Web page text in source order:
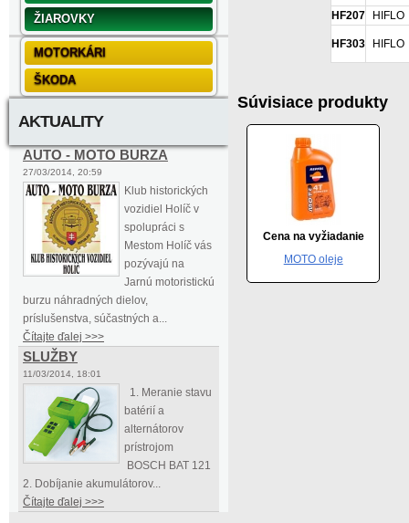
ŽIAROVKY
MOTORKÁRI
ŠKODA
AKTUALITY
AUTO - MOTO BURZA
27/03/2014, 20:59
Klub historických
vozidiel Holíč v
spolupráci s
Mestom Holíč vás
pozývajú na
Jarnú motoristickú
burzu náhradných dielov,
príslušenstva, súčastných a...
Čítajte ďalej >>>
SLUŽBY
11/03/2014, 18:01
1. Meranie stavu
batérií a
alternátorov
prístrojom
BOSCH BAT 121
2. Dobíjanie akumulátorov...
Čítajte ďalej >>>
HF207 HIFLO
HF303 HIFLO
Súvisiace produkty
Cena na vyžiadanie
MOTO oleje